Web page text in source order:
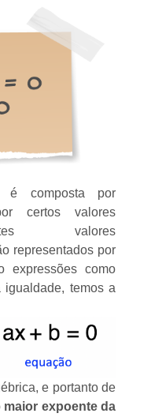
é composta por
certos valores
valores
representados por
expressões como
temos a
e portanto de
maior expoente da